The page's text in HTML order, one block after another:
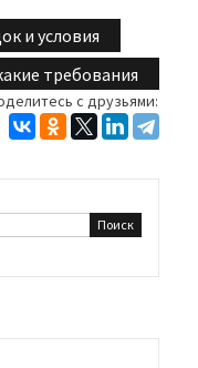
и условия
требования
с друзьями: